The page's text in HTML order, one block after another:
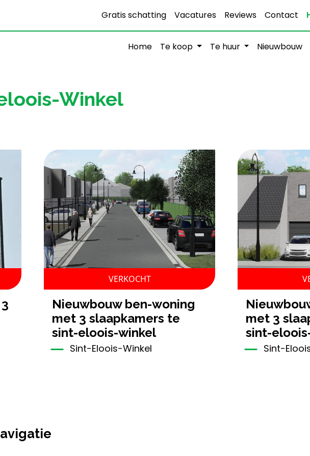
Gratis schatting Vacatures Reviews Contact
Home Te koop Te huur Nieuwbouw
Winkel
VERKOCHT
nieuwbouw ben-woning
met 3 slaapkamers te
sint-eloois-winkel
Sint-Eloois-Winkel
nieuwbouw ben-woning
met 3
sint-
Sint-